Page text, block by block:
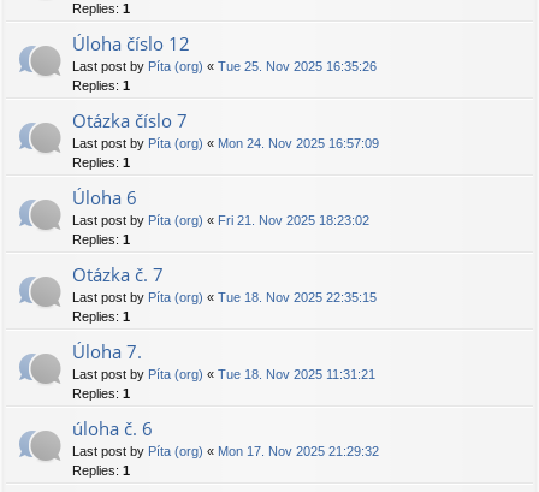
Replies: 1
Úloha číslo 12
Last post by Píta (org) « Tue 25. Nov 2025 16:35:26
Replies: 1
Otázka číslo 7
Last post by Píta (org) « Mon 24. Nov 2025 16:57:09
Replies: 1
Úloha 6
Last post by Píta (org) « Fri 21. Nov 2025 18:23:02
Replies: 1
Otázka č. 7
Last post by Píta (org) « Tue 18. Nov 2025 22:35:15
Replies: 1
Úloha 7.
Last post by Píta (org) « Tue 18. Nov 2025 11:31:21
Replies: 1
úloha č. 6
Last post by Píta (org) « Mon 17. Nov 2025 21:29:32
Replies: 1